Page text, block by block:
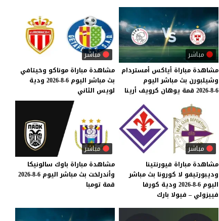
مباشر
مشاهدة مباراة أياكس أمستردام
وشيلبورن بث مباشر اليوم
6-8-2026
قمة يوهان كرويف أرينا
مباشر
مشاهدة مباراة موناكو وخيتافي
بث مباشر اليوم 6-8-2026
ودية
لويس الثاني
مباشر
مشاهدة مباراة فيورنتينا
وديبورتيفو لا كورونا بث مباشر
اليوم 6-8-2026 ودية كورفا
فييزولي – فيولا بارك
مباشر
مشاهدة مباراة باوك سالونيكا
وأندرلخت بث مباشر اليوم 6-8-2026
قمة تومبا